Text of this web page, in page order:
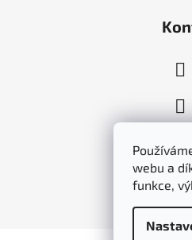
webu a
funkce,